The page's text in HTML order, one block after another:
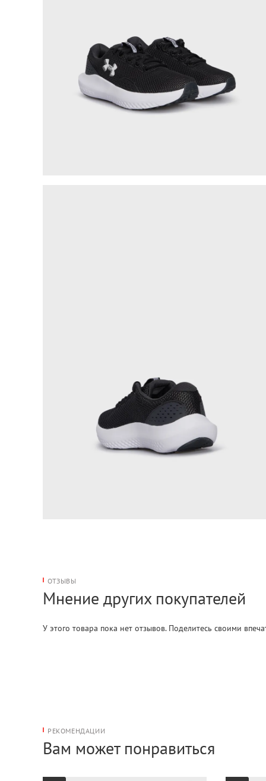
ОТЗЫВЫ
Мнение других покупателей
У этого товара пока нет отзывов. Поделитесь своими
РЕКОМЕНДАЦИИ
Вам может понравиться